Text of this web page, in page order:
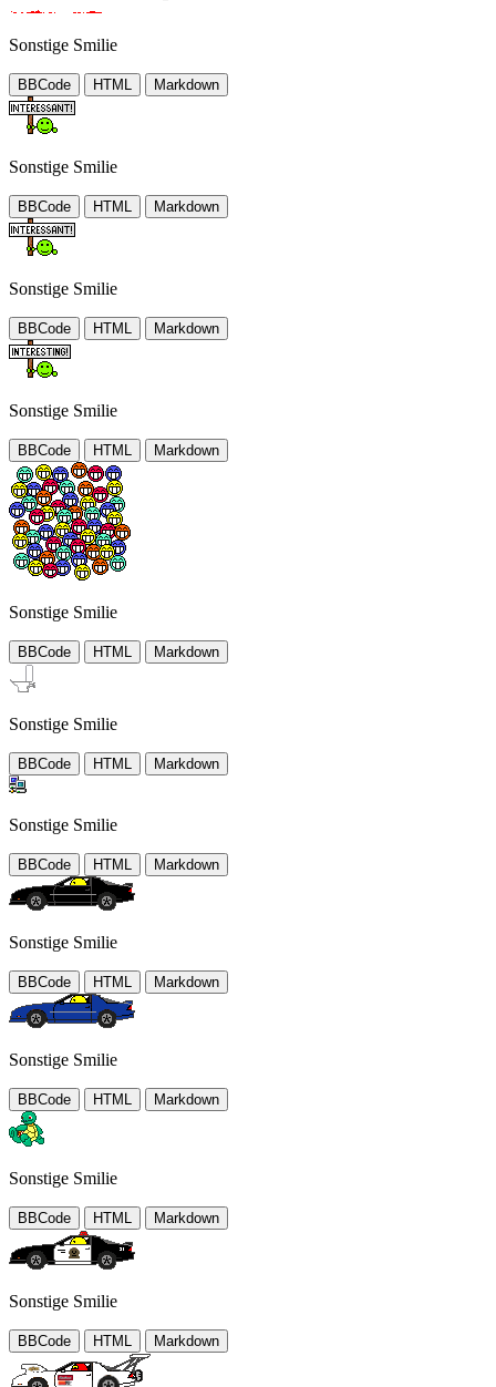
Sonstige Smilie
BBCode HTML Markdown
Sonstige Smilie
BBCode HTML Markdown
Sonstige Smilie
BBCode HTML Markdown
Sonstige Smilie
BBCode HTML Markdown
Sonstige Smilie
BBCode HTML Markdown
Sonstige Smilie
BBCode HTML Markdown
Sonstige Smilie
BBCode HTML Markdown
Sonstige Smilie
BBCode HTML Markdown
Sonstige Smilie
BBCode HTML Markdown
Sonstige Smilie
BBCode HTML Markdown
Sonstige Smilie
BBCode HTML Markdown